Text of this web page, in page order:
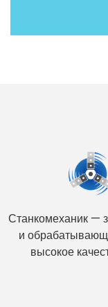
Станкомеханик —
и
высокое